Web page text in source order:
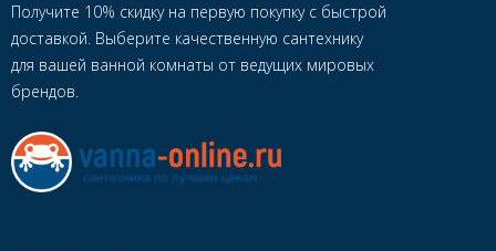
Получите 10% скидку на первую покупку с быстрой
доставкой. Выберите качественную сантехнику
для вашей ванной комнаты от ведущих мировых
брендов.